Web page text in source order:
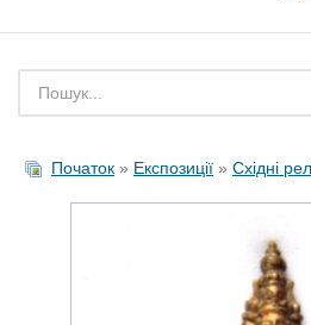
Початок » Експозиції » Східні